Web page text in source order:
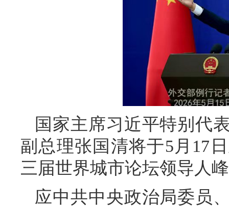
国家主席习近平特别代
副总理张国清将于5月17
三届世界城市论坛领导人
应中共中央政治局委员